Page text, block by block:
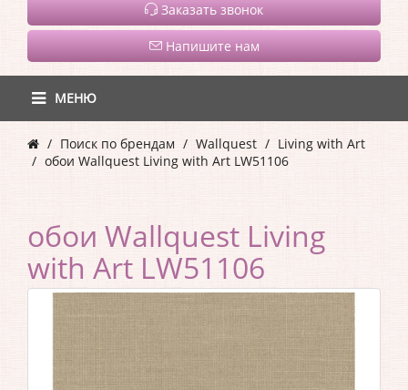
Заказать звонок
Напишите нам
МЕНЮ
Поиск по брендам Wallquest
Living with Art
обои Wallquest Living with Art LW51106
обои Wallquest Living
with Art LW51106